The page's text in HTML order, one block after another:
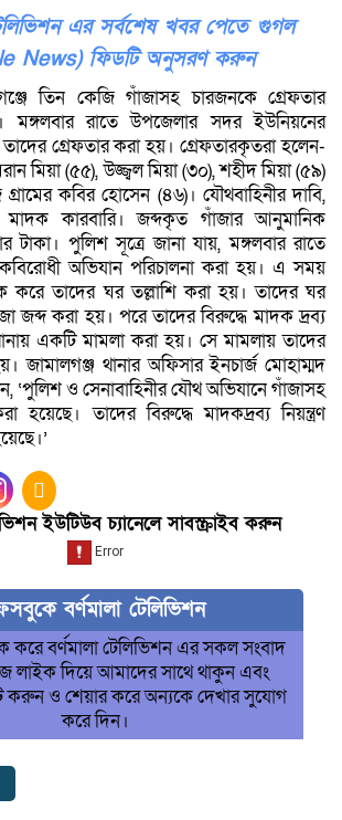
এর সর্বশেষ খবর পেতে গুগল
News) ফিডটি অনুসরণ করুন
তিন কেজি গাঁজাসহ চারজনকে গ্রেফতার
মঙ্গলবার রাতে উপজেলার সদর ইউনিয়নের
তাদের গ্রেফতার করা হয়। গ্রেফতারকৃতরা হলেন-
মিয়া (৫৫), উজ্জ্বল মিয়া (৩০), শহীদ মিয়া (৫৯)
কবির হোসেন (৪৬)। যৌথবাহিনীর দাবি,
মাদক কারবারি। জব্দকৃত গাঁজার আনুমানিক
টাকা। পুলিশ সূত্রে জানা যায়, মঙ্গলবার রাতে
অভিযান পরিচালনা করা হয়। এ সময়
তাদের ঘর তল্লাশি করা হয়। তাদের ঘর
জব্দ করা হয়। পরে তাদের বিরুদ্ধে মাদক দ্রব্য
একটি মামলা করা হয়। সে মামলায় তাদের
জামালগঞ্জ থানার অফিসার ইনচার্জ মোহাম্মদ
‘পুলিশ ও সেনাবাহিনীর যৌথ অভিযানে গাঁজাসহ
তাদের বিরুদ্ধে মাদকদ্রব্য নিয়ন্ত্রণ
ইউটিউব চ্যানেলে সাবস্ক্রাইব করুন
বর্ণমালা টেলিভিশন
করে বর্ণমালা টেলিভিশন এর সকল সংবাদ
লাইক দিয়ে আমাদের সাথে থাকুন এবং
করুন ও শেয়ার করে অন্যকে দেখার সুযোগ
করে দিন।